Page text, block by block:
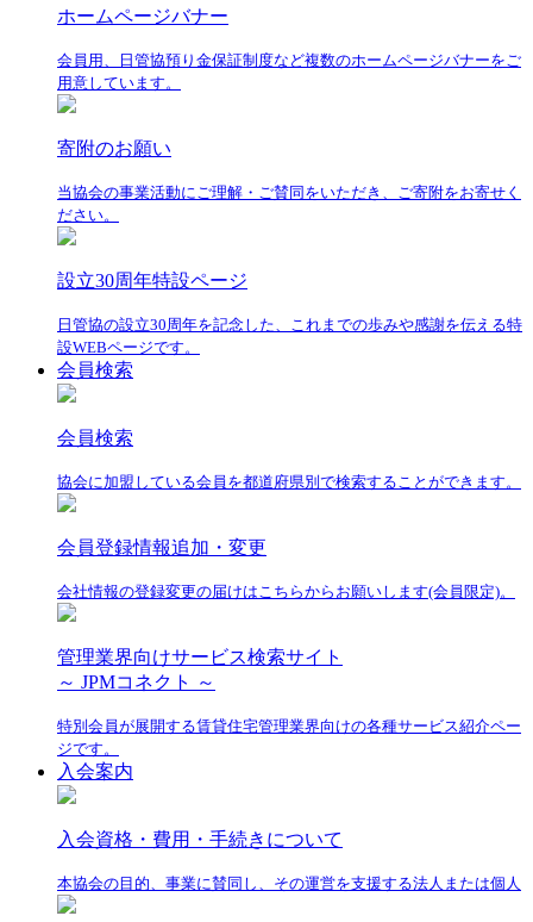
ホームページバナー
会員用、日管協預り金保証制度など複数のホームページバナーをご
用意しています。
寄附のお願い
当協会の事業活動にご理解・ご賛同をいただき、ご寄附をお寄せく
ださい。
設立30周年特設ページ
日管協の設立30周年を記念した、これまでの歩みや感謝を伝える特
設WEBページです。
会員検索
会員検索
協会に加盟している会員を都道府県別で検索することができます。
会員登録情報追加・変更
会社情報の登録変更の届けはこちらからお願いします(会員限定)。
管理業界向けサービス検索サイト
～ JPMコネクト ～
特別会員が展開する賃貸住宅管理業界向けの各種サービス紹介ペー
ジです。
入会案内
入会資格・費用・手続きについて
本協会の目的、事業に賛同し、その運営を支援する法人または個人